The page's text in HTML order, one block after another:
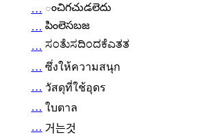
… ంచిగచుడలెదు
… పింలెసబజ
… ಸಂತೆುಸದಿಂದಕೆಎತತ
… ซึ่งให้ความสนุก
… วัสดุที่ใช้อุดร
… ใบตาล
… 거는것